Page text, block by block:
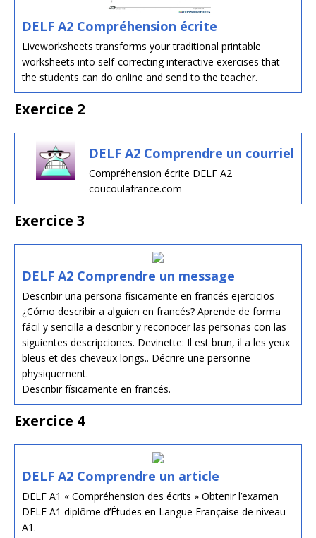
DELF A2 Compréhension écrite
Liveworksheets transforms your traditional printable
worksheets into self-correcting interactive exercises that
the students can do online and send to the teacher.
Exercice 2
DELF A2 Comprendre un courriel
Compréhension écrite DELF A2
coucoulafrance.com
Exercice 3
DELF A2 Comprendre un message
Describir una persona físicamente en francés ejercicios
¿Cómo describir a alguien en francés? Aprende de forma
fácil y sencilla a describir y reconocer las personas con las
siguientes descripciones. Devinette: Il est brun, il a les yeux
bleus et des cheveux longs.. Décrire une personne
physiquement.
Describir físicamente en francés.
Exercice 4
DELF A2 Comprendre un article
DELF A1 « Compréhension des écrits » Obtenir l’examen
DELF A1 diplôme d’Études en Langue Française de niveau
A1.